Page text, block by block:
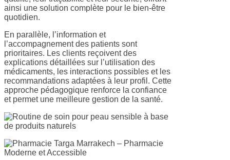
ainsi une solution complète pour le bien-être
quotidien.
En parallèle, l’information et
l’accompagnement des patients sont
prioritaires. Les clients reçoivent des
explications détaillées sur l’utilisation des
médicaments, les interactions possibles et les
recommandations adaptées à leur profil. Cette
approche pédagogique renforce la confiance
et permet une meilleure gestion de la santé.